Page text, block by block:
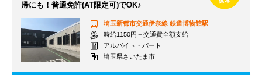
帰にも！普通免許(AT限定可)でOK♪
埼玉新都市交通伊奈線 鉄道博物館駅
時給1150円＋交通費全額支給
アルバイト・パート
埼玉県さいたま市